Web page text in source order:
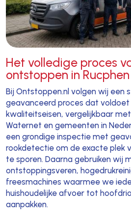
Het volledige proces
ontstoppen in Rucphen
Bij Ontstoppen.nl volgen wij een
geavanceerd proces dat
kwaliteitseisen, vergelijkbaar
Waternet en gemeenten in
een grondige inspectie met
rookdetectie om de exacte plek
te sporen. Daarna gebruiken wij
ontstoppingsveren,
freesmachines waarmee we
huishoudelijke afvoer tot
aanpakken.